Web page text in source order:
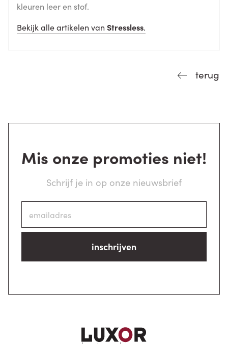
kleuren leer en stof.
Bekijk alle artikelen van Stressless.
terug
Mis onze promoties niet!
Schrijf je in op onze nieuwsbrief
inschrijven